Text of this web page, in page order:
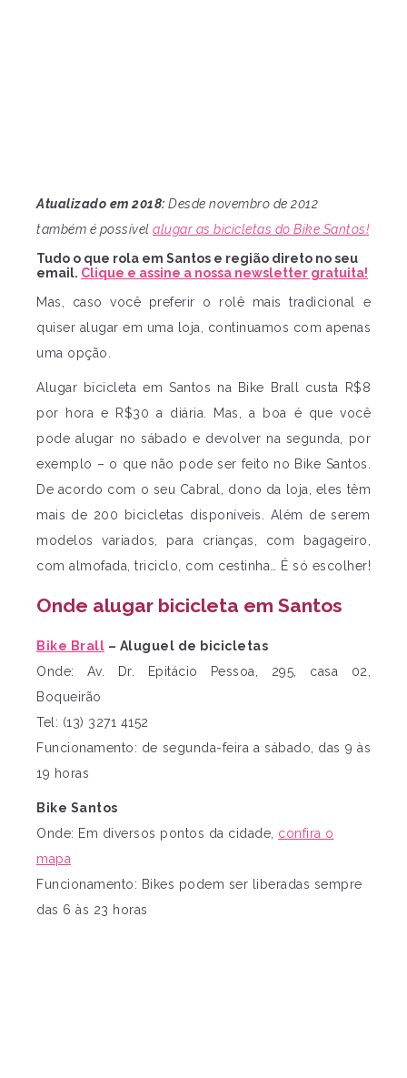
Atualizado em 2018: Desde novembro de 2012
também é possível alugar as bicicletas do Bike Santos!
Tudo o que rola em Santos e região direto no seu
email. Clique e assine a nossa newsletter gratuita!
Mas, caso você preferir o rolê mais tradicional e
quiser alugar em uma loja, continuamos com apenas
uma opção.
Alugar bicicleta em Santos na Bike Brall custa R$8
por hora e R$30 a diária. Mas, a boa é que você
pode alugar no sábado e devolver na segunda, por
exemplo – o que não pode ser feito no Bike Santos.
De acordo com o seu Cabral, dono da loja, eles têm
mais de 200 bicicletas disponíveis. Além de serem
modelos variados, para crianças, com bagageiro,
com almofada, triciclo, com cestinha… É só escolher!
Onde alugar bicicleta em Santos
Bike Brall – Aluguel de bicicletas
Onde: Av. Dr. Epitácio Pessoa, 295, casa 02,
Boqueirão
Tel: (13) 3271 4152
Funcionamento: de segunda-feira a sábado, das 9 às
19 horas
Bike Santos
Onde: Em diversos pontos da cidade, confira o
mapa
Funcionamento: Bikes podem ser liberadas sempre
das 6 às 23 horas